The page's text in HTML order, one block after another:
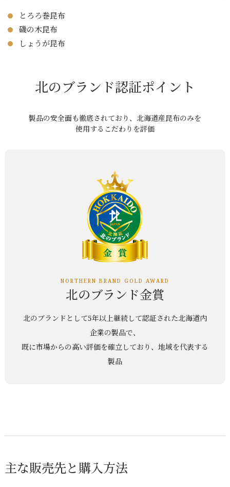
とろろ巻昆布
磯の木昆布
しょうが昆布
北のブランド認証ポイント
製品の安全面も徹底されており、北海道産昆布のみを
使用するこだわりを評価
NORTHERN BRAND GOLD AWARD
北のブランド金賞
北のブランドとして5年以上継続して認証された北海道内
企業の製品で、
既に市場からの高い評価を確立しており、地域を代表する
製品
主な販売先と購入方法